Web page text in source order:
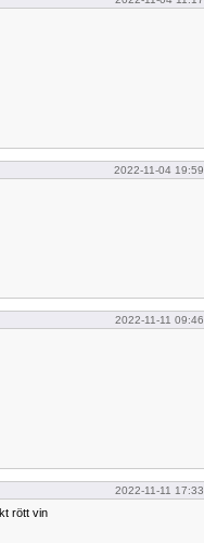
2022-11-04 19:59
2022-11-11 09:46
2022-11-11 17:33
rött vin